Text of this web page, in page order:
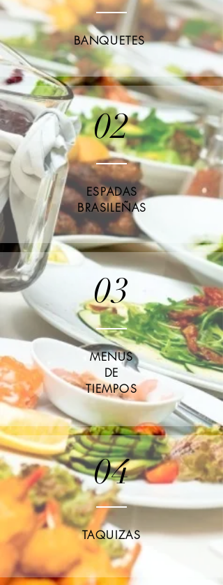
BANQUETES
02
ESPADAS
BRASILEÑAS
03
MENUS
DE
TIEMPOS
04
TAQUIZAS